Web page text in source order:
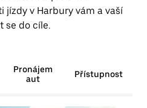
jízdy v Harbury vám a vaší
se do cíle.
Pronájem
aut
Přístupnost